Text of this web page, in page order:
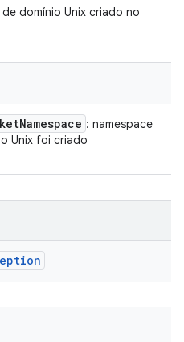
domínio Unix criado no
Namespace : namespace
Unix foi criado